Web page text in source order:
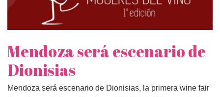
Mendoza será escenario de
Dionisias
Mendoza será escenario de Dionisias, la primera wine fair